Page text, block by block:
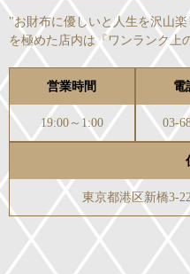
"お財布に優しいと人生を沢山
を極めた店内は『ワンランク上
営業時間
19:00～1:00
電
03-
東京都港区新橋3-